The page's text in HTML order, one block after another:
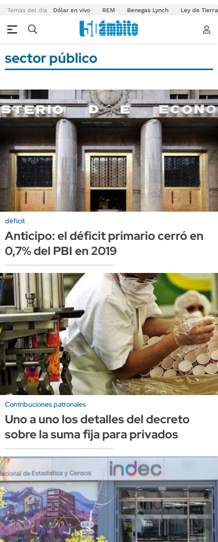
Temas del día Dólar en vivo REM Benegas Lynch Ley de
sector público
déficit
Anticipo: el déficit primario cerró en
0,7% del PBI en 2019
Contribuciones patronales
Uno a uno los detalles del decreto
sobre la suma fija para privados